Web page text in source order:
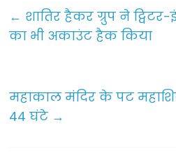
e
b
k
er l e
← शातिर हैकर ग्रुप ने
का भी अकाउंट हैक किया
महाकाल मंदिर के पट
44 घंटे →